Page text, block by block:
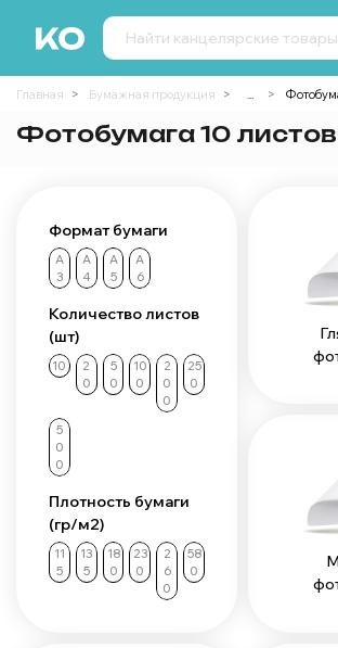
Главная Бумажная продукция ...
Фотобумага 10 листов
Формат бумаги
А
3
А
4
А
5
А
6
Количество листов
(шт)
10
2
0
5
0
10
0
2
0
0
25
0
5
0
0
Плотность бумаги
(гр/м2)
11
5
13
5
18
0
23
0
2
6
0
58
0